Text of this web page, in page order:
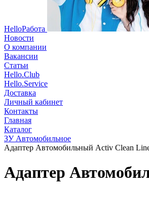
HelloРабота
Новости
О компании
Вакансии
Статьи
Hello.Club
Hello.Service
Доставка
Личный кабинет
Контакты
Главная
Каталог
ЗУ Автомобильное
Адаптер Автомобильный Activ Clean
Адаптер